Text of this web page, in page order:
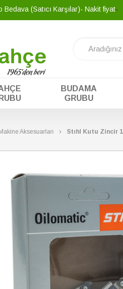
(Satıcı Karşılar)- Nakit
BUDAMA
GRUBU
Makine Aksesuarları Stıhl Kutu Zincir